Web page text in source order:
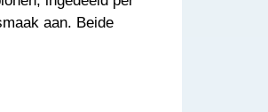
aan. Beide